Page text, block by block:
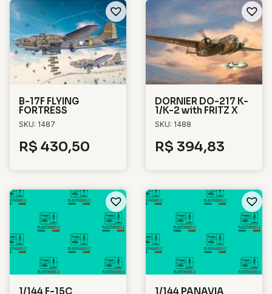
B-17F FLYING
FORTRESS
SKU: 1487
R$ 430,50
DORNIER DO-217 K-
1/K-2 with FRITZ X
SKU: 1488
R$ 394,83
1/144 F-15C 1/144 PANAVIA